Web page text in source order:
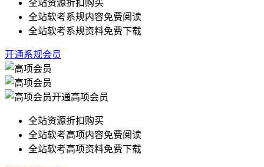
全站资源折扣购买
全站软考系规内容免费阅读
全站软考系规资料免费下载
开通系规会员
开通高项会员
全站资源折扣购买
全站软考高项内容免费阅读
全站软考高项资料免费下载